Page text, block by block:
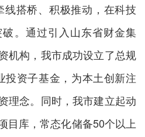
线搭桥、积极推动，在科技
。通过引入山东省财金集
机构，我市成功设立了总规
投资子基金，为本土创新注
理念。同时，我市建立起动
目库，常态化储备50个以上